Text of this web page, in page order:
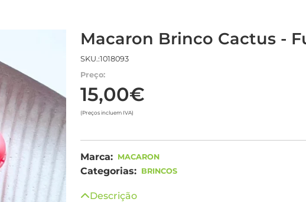
Macaron Brinco Cactus -
SKU.:1018093
Preço:
15,00€
(Preços incluem IVA)
Marca: MACARON
Categorias: BRINCOS
Descrição